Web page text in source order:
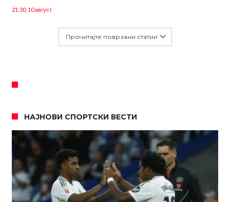
21:30, 10 август
Прочитајте поврзани статии
НАЈНОВИ СПОРТСКИ ВЕСТИ